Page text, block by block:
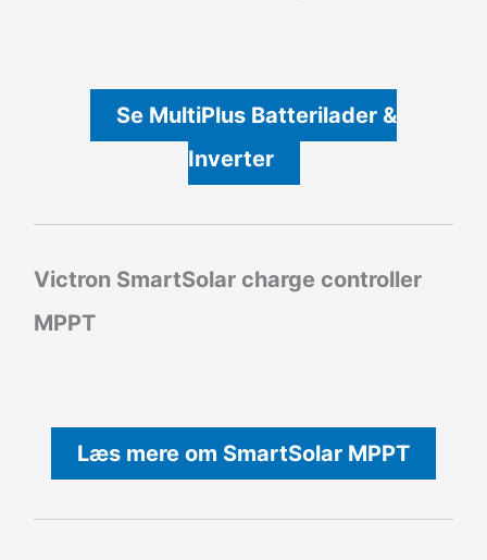
Se MultiPlus Batterilader &
Inverter
Victron SmartSolar charge controller
MPPT
Læs mere om SmartSolar MPPT